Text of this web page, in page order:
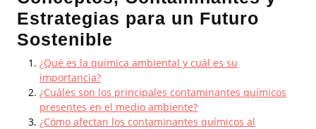
Estrategias para un Futuro
Sostenible
¿Qué es la química ambiental y cuál es su
importancia?
¿Cuáles son los principales contaminantes químicos
presentes en el medio ambiente?
¿Cómo afectan los contaminantes químicos al